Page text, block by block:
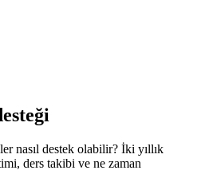
nasıl destek olabilir? İki yıllık
ders takibi ve ne zaman